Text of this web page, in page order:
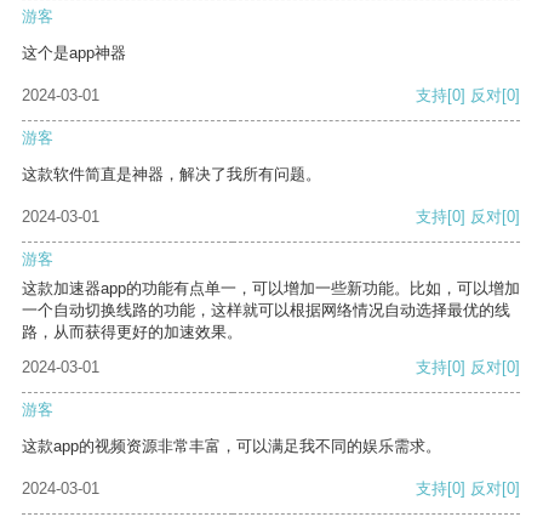
游客
这个是app神器
2024-03-01 支持[0] 反对[0]
游客
这款软件简直是神器，解决了我所有问题。
2024-03-01 支持[0] 反对[0]
游客
这款加速器app的功能有点单一，可以增加一些新功能。比如，可以增加
一个自动切换线路的功能，这样就可以根据网络情况自动选择最优的线
路，从而获得更好的加速效果。
2024-03-01
支持[0] 反对[0]
游客
这款app的视频资源非常丰富，可以满足我不同的娱乐需求。
2024-03-01 支持[0] 反对[0]